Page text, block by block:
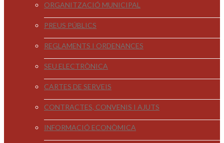
ORGANITZACIÓ MUNICIPAL
PREUS PÚBLICS
REGLAMENTS I ORDENANCES
SEU ELECTRÒNICA
CARTES DE SERVEIS
CONTRACTES, CONVENIS I AJUTS
INFORMACIÓ ECONÒMICA